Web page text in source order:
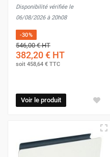
Disponibilité vérifiée le
06/08/2026 à 20h08
-30%
546,00 €HT
382,20 € HT
soit 458,64 € TTC
Voir le produit